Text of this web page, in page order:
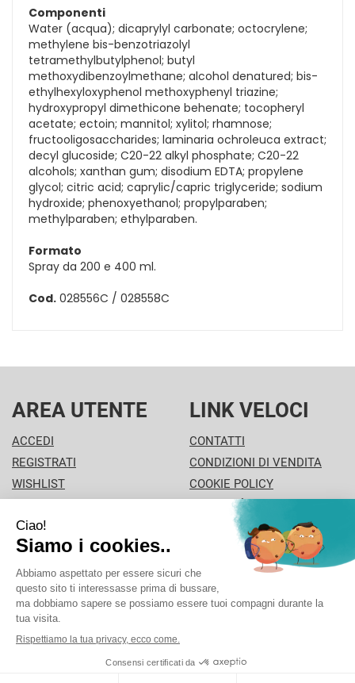
Componenti
Water (acqua); dicaprylyl carbonate; octocrylene;
methylene bis-benzotriazolyl
tetramethylbutylphenol; butyl
methoxydibenzoylmethane; alcohol denatured; bis-
ethylhexyloxyphenol methoxyphenyl triazine;
hydroxypropyl dimethicone behenate; tocopheryl
acetate; ectoin; mannitol; xylitol; rhamnose;
fructooligosaccharides; laminaria ochroleuca extract;
decyl glucoside; C20-22 alkyl phosphate; C20-22
alcohols; xanthan gum; disodium EDTA; propylene
glycol; citric acid; caprylic/capric triglyceride; sodium
hydroxide; phenoxyethanol; propylparaben;
methylparaben; ethylparaben.
Formato
Spray da 200 e 400 ml.
Cod. 028556C / 028558C
AREA UTENTE
ACCEDI
REGISTRATI
WISHLIST
NEWSLETTER
LINK VELOCI
CONTATTI
CONDIZIONI DI VENDITA
COOKIE POLICY
MODALITÀ DI PAGAMENTO
INFORMATIVA PRIVACY
PISA PHARMA - P.Iva: 02013280504 - Sede legale: VIA
L'ARANCIO 42 - 56126 Pisa (PI) Italia Tel/Fax. 0506930694
Cell./Whatsapp: 3312289485 info@pisapharma.it cod.
fiscale: FNCMCL73P63A091B iscritta al: PISA